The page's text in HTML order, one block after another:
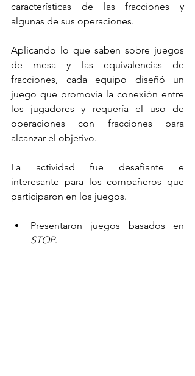
características de las fracciones y
algunas de sus operaciones.
Aplicando lo que saben sobre juegos
de mesa y las equivalencias de
fracciones, cada equipo diseñó un
juego que promovía la conexión entre
los jugadores y requería el uso de
operaciones con fracciones para
alcanzar el objetivo.
La actividad fue desafiante e
interesante para los compañeros que
participaron en los juegos.
STOP.